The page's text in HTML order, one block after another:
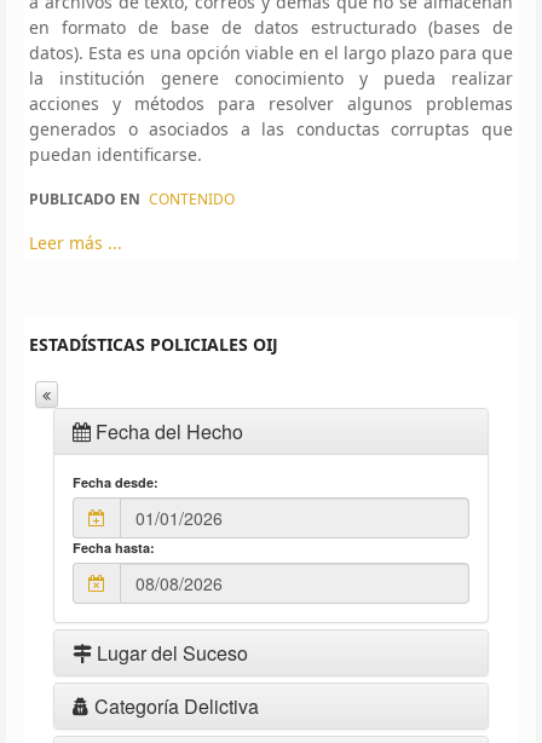
en formato de base de datos estructurado (bases de
datos). Esta es una opción viable en el largo plazo para que
la institución genere conocimiento y pueda realizar
acciones y métodos para resolver algunos problemas
generados o asociados a las conductas corruptas que
puedan identificarse.
PUBLICADO EN CONTENIDO
Leer más ...
ESTADÍSTICAS POLICIALES OIJ